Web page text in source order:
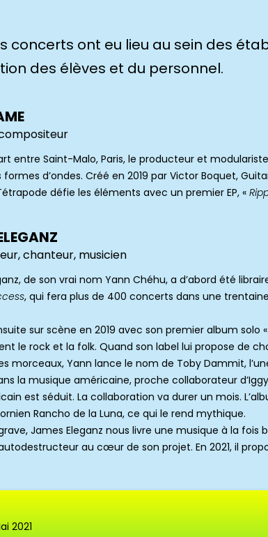
concerts ont eu lieu au sein des
des élèves et du personnel.
entre Saint-Malo, Paris, le producteur et
formes d’ondes. Créé en 2019 par Victor Boquet,
défie les éléments avec un premier EP, «
chanteur, musicien
de son vrai nom Yann Chéhu, a d’abord été
, qui fera plus de 400 concerts dans une
sur scène en 2019 avec son premier album solo «
le rock et la folk. Quand son label lui propose de
morceaux, Yann lance le nom de Toby Dammit,
la musique américaine, proche collaborateur
est séduit. La collaboration va durer un mois.
Rancho de la Luna, ce qui le rend mythique.
James Eleganz nous livre une musique à la
au cœur de son projet. En 2021, il
2021